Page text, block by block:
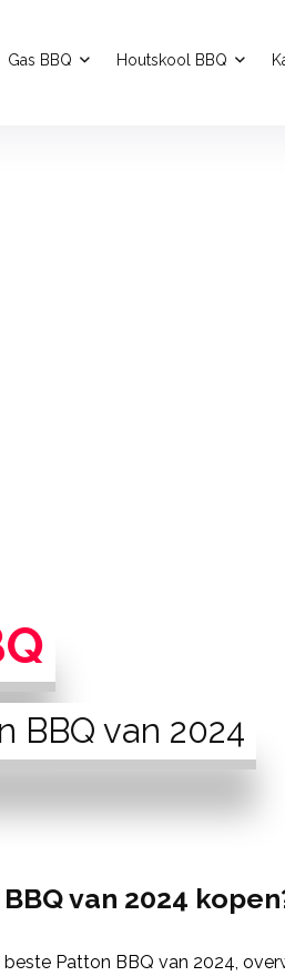
Gas BBQ Houtskool BBQ
BBQ van 2024
van 2024
Patton BBQ van 2024,